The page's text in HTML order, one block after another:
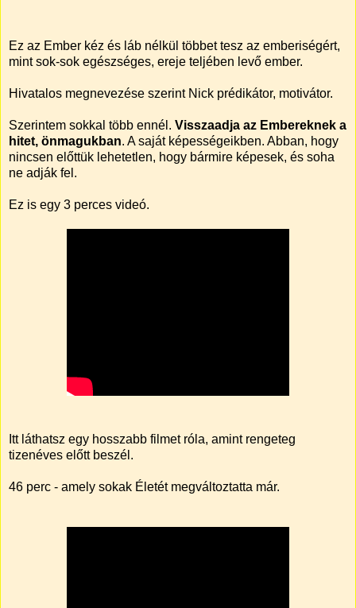
Ez az Ember kéz és láb nélkül többet tesz az emberiségért,
mint sok-sok egészséges, ereje teljében levő ember.
Hivatalos megnevezése szerint Nick prédikátor, motivátor.
Szerintem sokkal több ennél. Visszaadja az Embereknek a
hitet, önmagukban. A saját képességeikben. Abban, hogy
nincsen előttük lehetetlen, hogy bármire képesek, és soha
ne adják fel.
Ez is egy 3 perces videó.
Itt láthatsz egy hosszabb filmet róla, amint rengeteg
tizenéves előtt beszél.
46 perc - amely sokak Életét megváltoztatta már.